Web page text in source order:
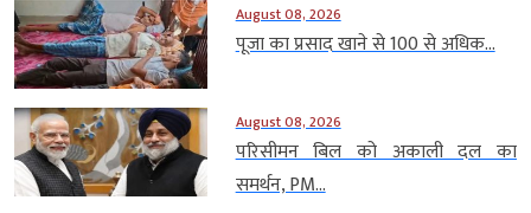
August 08, 2026
पूजा का प्रसाद खाने से 100 से अधिक...
August 08, 2026
परिसीमन बिल को अकाली दल का
समर्थन, PM...